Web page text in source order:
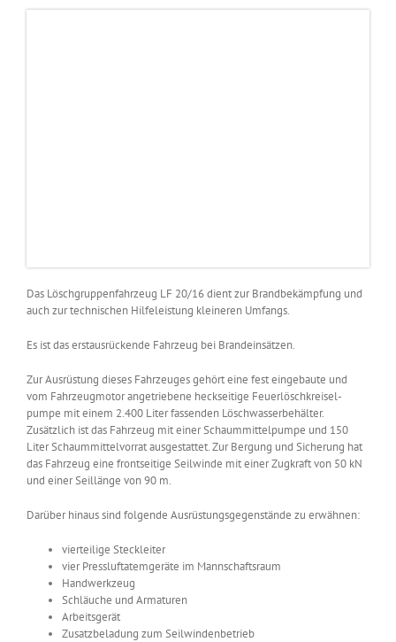
Das Löschgruppenfahrzeug LF 20/16 dient zur Brandbekämpfung und
auch zur technischen Hilfeleistung kleineren Umfangs.
Es ist das erstausrückende Fahrzeug bei Brandeinsätzen.
Zur Ausrüstung dieses Fahrzeuges gehört eine fest eingebaute und
vom Fahrzeugmotor angetriebene heckseitige Feuerlöschkreisel-
pumpe mit einem 2.400 Liter fassenden Löschwasserbehälter.
Zusätzlich ist das Fahrzeug mit einer Schaummittelpumpe und 150
Liter Schaummittelvorrat ausgestattet. Zur Bergung und Sicherung hat
das Fahrzeug eine frontseitige Seilwinde mit einer Zugkraft von 50 kN
und einer Seillänge von 90 m.
Darüber hinaus sind folgende Ausrüstungsgegenstände zu erwähnen:
vierteilige Steckleiter
vier Pressluftatemgeräte im Mannschaftsraum
Handwerkzeug
Schläuche und Armaturen
Arbeitsgerät
Zusatzbeladung zum Seilwindenbetrieb